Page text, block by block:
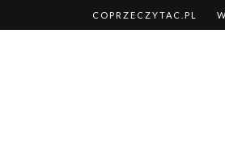
COPRZECZYTAC.PL